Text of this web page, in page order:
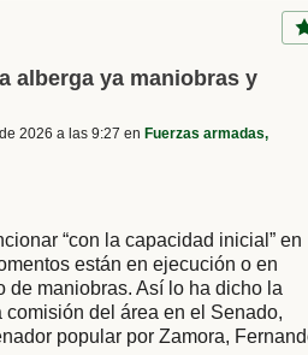
Ciencia Informática y
de sastre, Humor, Curiosidades
alberga ya maniobras y
2026 a las 9:27 en Fuerzas armadas,
“con la capacidad inicial” en
están en ejecución o en
de maniobras. Así lo ha dicho la
del área en el Senado,
popular por Zamora,